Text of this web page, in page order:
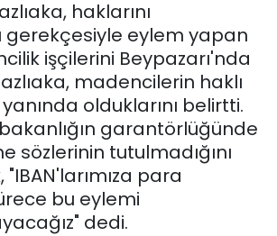
haklarını
gerekçesiyle eylem yapan
işçilerini Beypazarı'nda
madencilerin haklı
olduklarını belirtti.
garantörlüğünde
sözlerinin tutulmadığını
para
bu eylemi
dedi.